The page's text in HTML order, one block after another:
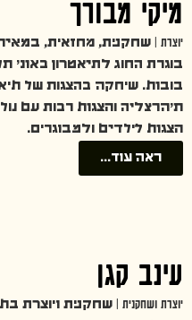
מיקי מבורך
יוצרת | שחקנית, מחזאית,
בוגרת החוג לתיאטרון באונ׳
בובות. שיחקה בהצגות של
ת׳הרצליה והצגות רבות עם
הצגות לילדים ולמבוגרים.
ראה עוד...
עינב קגן
יוצרת ושחקנית | שחקנית ויוצרת